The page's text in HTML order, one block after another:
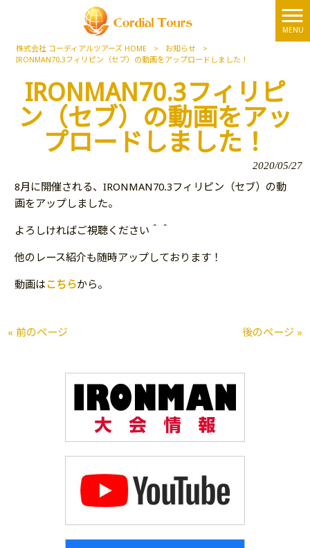
MENU
株式会社 コーディアルツアーズ HOME > お知らせ
>
IRONMAN70.3フィリピン（セブ）の動画をアップロードしました！
IRONMAN70.3フィリピ
ン（セブ）の動画をアッ
プロードしました！
2020/05/27
8月に開催される、IRONMAN70.3フィリピン（セブ） の動
画をアップしました。
よろしければご視聴ください＾＾
他のレース紹介も随時アップしております！
動画はこちらから。
« 前のページ 後のページ »